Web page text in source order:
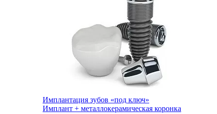
Имплантация зубов «под ключ»
Имплант + металлокерамическая коронка